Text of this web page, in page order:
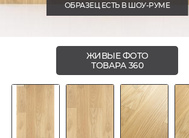
ОБРАЗЕЦ ЕСТЬ В ШОУ-РУМЕ
ЖИВЫЕ ФОТО
ТОВАРА 360